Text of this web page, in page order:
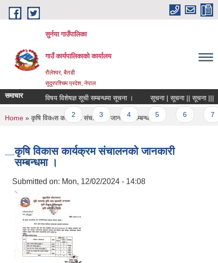
Skip to main content
सुर्नया गाउँपालिका
गाउँ कार्यपालिकाकाे कार्यालय
रौलेश्वर, बैतडी
सुदुरपश्चिम प्रदेश, नेपाल
समाचार विषय विशेषज्ञ सूची सम्बन्धमा सूचना । सूचना | सूचना || सूचना |||
Pages
1 2 3 4 5 6 7
You are here
Home » कृषि विकास कार्यक्रम संचालनको जानकारी सम्बन्धमा ।
कृषि विकास कार्यक्रम संचालनको जानकारी
सम्बन्धमा ।
Submitted on: Mon, 12/02/2024 - 14:08